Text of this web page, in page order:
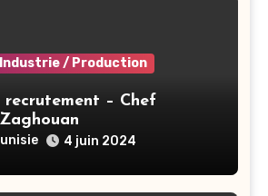
Industrie / Production
recrutement – Chef
4 juin 2024